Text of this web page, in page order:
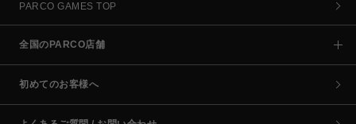
PARCO GAMES TOP
全国のPARCO店舗
初めてのお客様へ